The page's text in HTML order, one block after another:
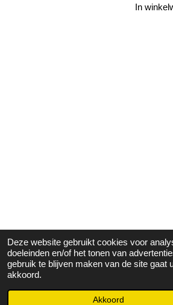
Deze website gebruikt cookies voor
doeleinden en/of het tonen van
gebruik te blijven maken van de site gaat
akkoord.
Akkoord
In